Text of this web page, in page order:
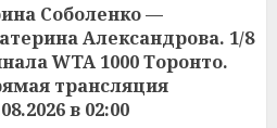
Соболенко —
Александрова. 1/8
WTA 1000 Торонто.
трансляция
в 02:00